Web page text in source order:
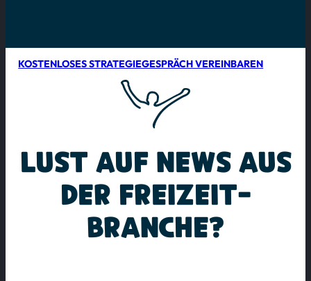
KOSTENLOSES STRATEGIEGESPRÄCH VEREINBAREN
LUST AUF NEWS AUS
DER FREIZEIT­
BRANCHE?